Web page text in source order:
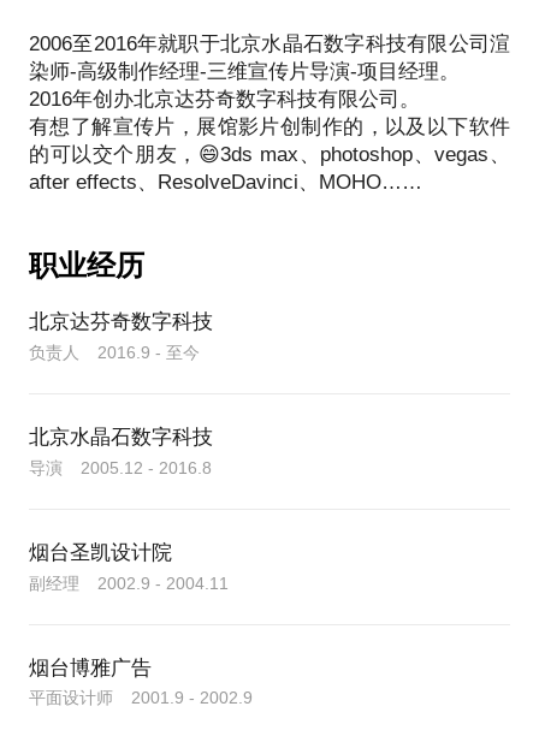
如果您是刚入行的新人或者公司需要进行技术培训，
找我！
此话题服务具体分类
一：口头咨询服务为200元/小时。
二：上机操作一对一服务为400元/小时,。
三：培训学校讲课或公司员工培训为800元/小时。
－相关作品－
2013年作品-水晶石制作经理由志成
2008年 水晶石数字科技-由志成参选制作经理时的作
品
2006至2016年就职于北京水晶石数字科技有限公司渲
染师-高级制作经理-三维宣传片导演-项目经理。
2016年创办北京达芬奇数字科技有限公司。
有想了解宣传片，展馆影片创制作的，以及以下软件
的可以交个朋友，😄3ds max、photoshop、vegas、
职业经历
北京达芬奇数字科技
负责人 2016.9 - 至今
北京水晶石数字科技
导演 2005.12 - 2016.8
烟台圣凯设计院
副经理 2002.9 - 2004.11
烟台博雅广告
平面设计师 2001.9 - 2002.9